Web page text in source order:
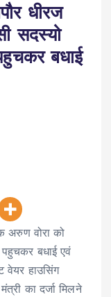
धीरज
सदस्यो
बधाई
अरुण वोरा को
पहुचकर बधाई एवं
वेयर हाउसिंग
का दर्जा मिलने